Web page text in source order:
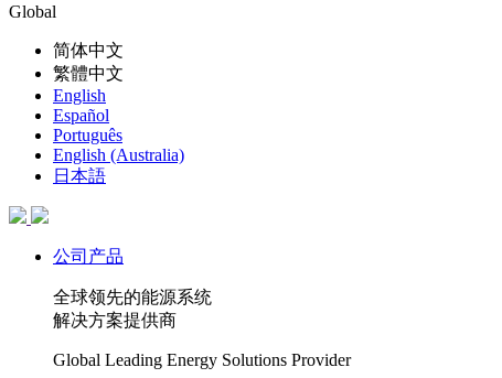
Global
简体中文
繁體中文
English
Español
Português
English (Australia)
日本語
公司产品
全球领先的能源系统
解决方案提供商
Global Leading Energy Solutions Provider